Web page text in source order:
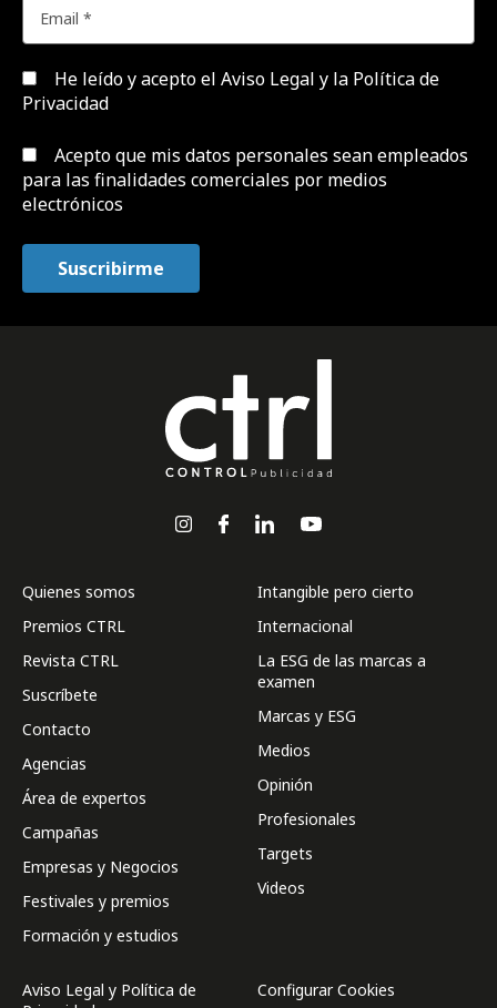
He leído y acepto el Aviso Legal y la Política de
Privacidad
Acepto que mis datos personales sean empleados
para las finalidades comerciales por medios
electrónicos
Quienes somos
Premios CTRL
Revista CTRL
Suscríbete
Contacto
Agencias
Área de expertos
Campañas
Empresas y Negocios
Festivales y premios
Formación y estudios
Intangible pero cierto
Internacional
La ESG de las marcas a
examen
Marcas y ESG
Medios
Opinión
Profesionales
Targets
Videos
Aviso Legal y Política de
Configurar Cookies